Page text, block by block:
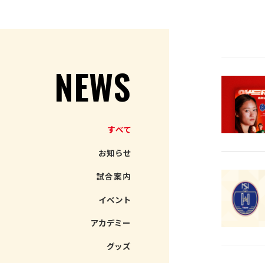
NEWS
すべて
お知らせ
試合案内
イベント
アカデミー
グッズ